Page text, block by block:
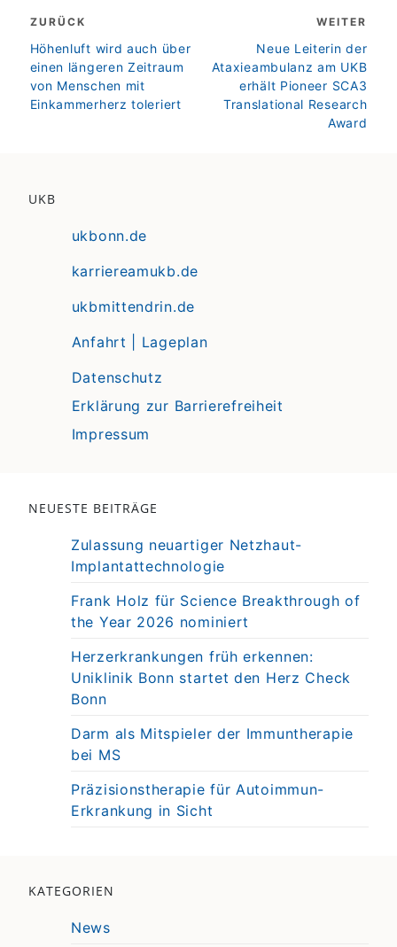
ZURÜCK
zurück
Höhenluft wird auch über
einen längeren Zeitraum
von Menschen mit
Einkammerherz toleriert
WEITER
weiter
Neue Leiterin der
Ataxieambulanz am UKB
erhält Pioneer SCA3
Translational Research
Award
UKB
ukbonn.de
karriereamukb.de
ukbmittendrin.de
Anfahrt | Lageplan
Datenschutz
Erklärung zur Barrierefreiheit
Impressum
NEUESTE BEITRÄGE
Zulassung neuartiger Netzhaut-
Implantattechnologie
Frank Holz für Science Breakthrough of
the Year 2026 nominiert
Herzerkrankungen früh erkennen:
Uniklinik Bonn startet den Herz Check
Bonn
Darm als Mitspieler der Immuntherapie
bei MS
Präzisionstherapie für Autoimmun-
Erkrankung in Sicht
KATEGORIEN
News